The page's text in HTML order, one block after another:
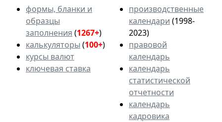
формы, бланки и
образцы
заполнения (1267+)
калькуляторы (100+)
курсы валют
ключевая ставка
производственные
календари (1998-
2023)
правовой
календарь
календарь
статистической
отчетности
календарь
кадровика